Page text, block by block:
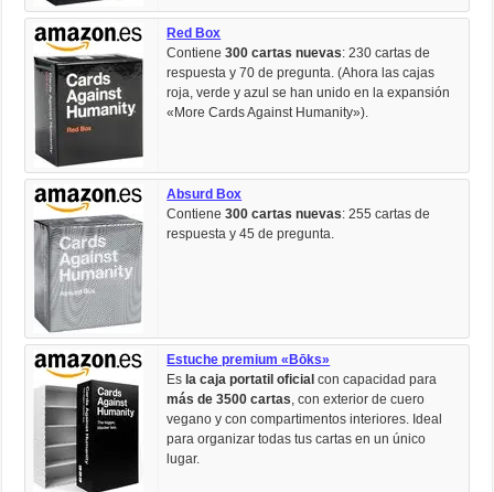
Red Box
Contiene300 cartas nuevas: 230 cartas de
respuesta y 70 de pregunta. (Ahora las cajas
roja, verde y azul se han unido en la expansión
«More Cards Against Humanity»).
Absurd Box
Contiene300 cartas nuevas: 255 cartas de
respuesta y 45 de pregunta.
Estuche premium «Bōks»
Es la caja portatil oficial con capacidad para
más de 3500 cartas, con exterior de cuero
vegano y con compartimentos interiores. Ideal
para organizar todas tus cartas en un único
lugar.